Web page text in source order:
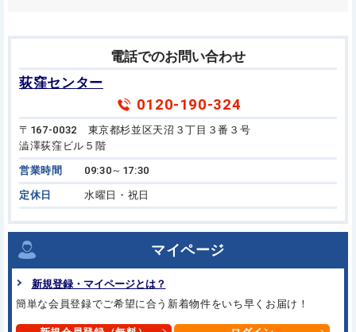
電話でのお問い合わせ
荻窪センター
0120-190-324
〒167-0032 東京都杉並区天沼３丁目３番３号
澁澤荻窪ビル５階
営業時間 09:30～17:30
定休日 水曜日・祝日
マイページ
新規登録・マイページとは？
簡単な会員登録でご希望に合う新着物件をいち早くお届け！